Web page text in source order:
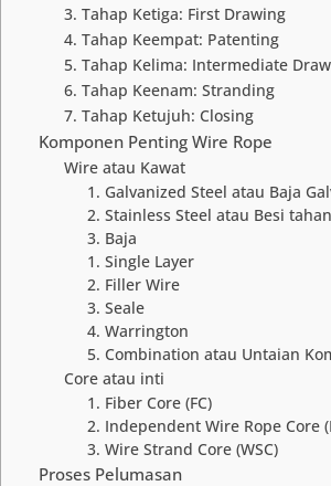
3. Tahap Ketiga: First Drawing
4. Tahap Keempat: Patenting
5. Tahap Kelima: Intermediate
6. Tahap Keenam: Stranding
7. Tahap Ketujuh: Closing
Komponen Penting Wire Rope
Wire atau Kawat
1. Galvanized Steel atau Baja
2. Stainless Steel atau Besi
3. Baja
1. Single Layer
2. Filler Wire
3. Seale
4. Warrington
5. Combination atau Untaian
Core atau inti
1. Fiber Core (FC)
2. Independent Wire Rope Core
3. Wire Strand Core (WSC)
Proses Pelumasan